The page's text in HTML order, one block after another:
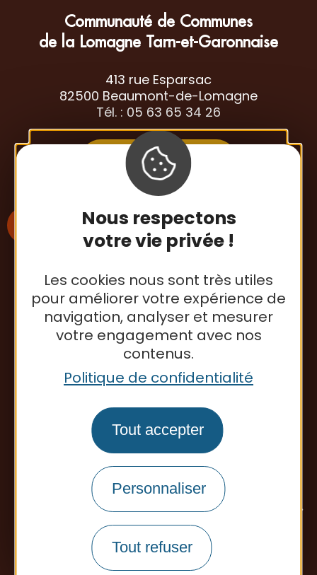
Nous respectons
votre vie privée !
Les cookies nous sont très utiles
pour améliorer votre expérience de
navigation, analyser et mesurer
votre engagement avec nos
contenus.
Politique de confidentialité
Tout accepter
Personnaliser
Tout refuser
Communauté de Communes
de la Lomagne Tarn-et-Garonnaise
413 rue Esparsac
82500 Beaumont-de-Lomagne
Tél. : 05 63 65 34 26
Contactez-nous
S'inscrire à la newsletter
Office de tourisme